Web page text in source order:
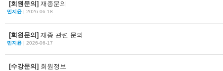
[회원문의] 재종문의
민지윤 | 2026-06-18
[회원문의] 재종 관련 문의
민지윤 | 2026-06-17
[수강문의] 회원정보